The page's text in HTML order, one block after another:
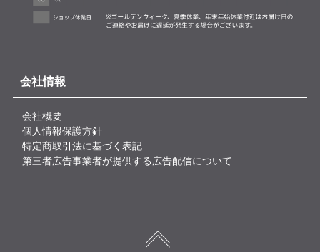
会社情報
会社概要
個人情報保護方針
特定商取引法に基づく表記
第三者広告事業者が提供する広告配信について